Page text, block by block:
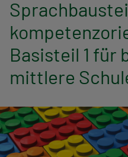
n
a
v
i
g
a
t
Basisteil 1 für
mittlere